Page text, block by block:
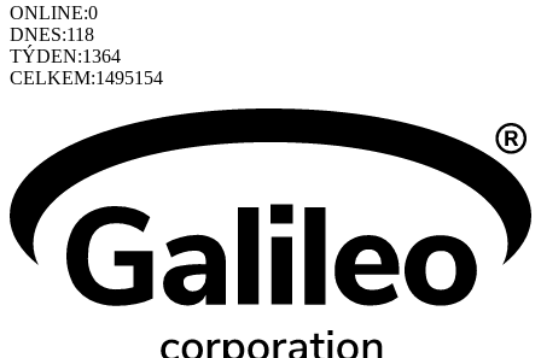
ONLINE:0
DNES:118
TÝDEN:1364
CELKEM:1495154